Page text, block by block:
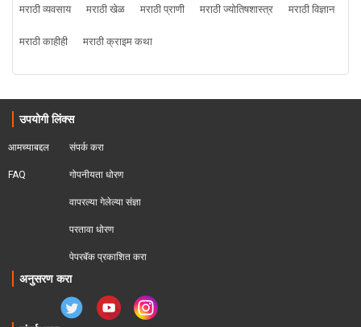
मराठी व्यवसाय
मराठी खेळ मराठी प्राणी मराठी ज्योतिषशास्त्र
मराठी विज्ञान
मराठी काहीही
मराठी क्राइम कथा
उपयोगी लिंक्स
आमच्याबद्दल
FAQ
संपर्क करा
गोपनीयता धोरण
वापरल्या गेलेल्या संज्ञा
परतावा धोरण
पेपरबॅक प्रकाशित करा
अनुसरण करा